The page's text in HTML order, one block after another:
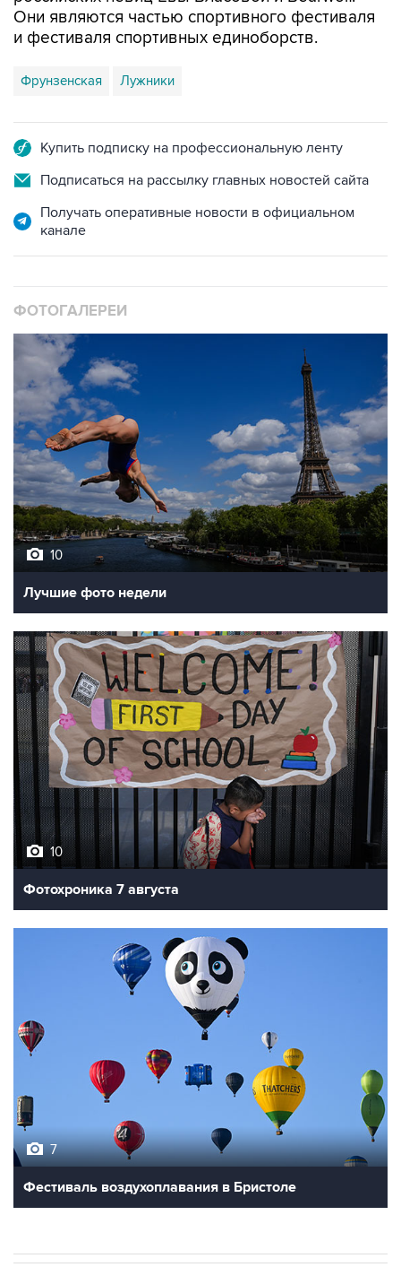
Они являются частью спортивного фестиваля
и фестиваля спортивных единоборств.
Фрунзенская Лужники
Купить подписку на профессиональную ленту
Подписаться на рассылку главных новостей сайта
Получать оперативные новости в официальном
канале
ФОТОГАЛЕРЕИ
10
Лучшие фото недели
10
Фотохроника 7 августа
7
Фестиваль воздухоплавания в Бристоле